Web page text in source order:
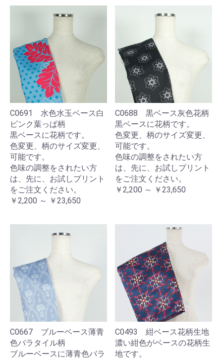
C0691 水色水玉ベース白
ピンク葉っぱ柄
黒ベースに花柄です。
色変更、柄のサイズ変更、
可能です。
色味の調整をされたい方
は、先に、お試しプリント
をご注文ください。
￥2,200 ～ ￥23,650
C0688 黒ベース灰色花柄
黒ベースに花柄です。
色変更、柄のサイズ変更、
可能です。
色味の調整をされたい方
は、先に、お試しプリント
をご注文ください。
￥2,200 ～ ￥23,650
C0667 ブルーベース薄青
色バラタイル柄
ブルーベースに薄青色バラ
C0493 紺ベース花柄生地
濃い紺色がベースの花柄生
地です。